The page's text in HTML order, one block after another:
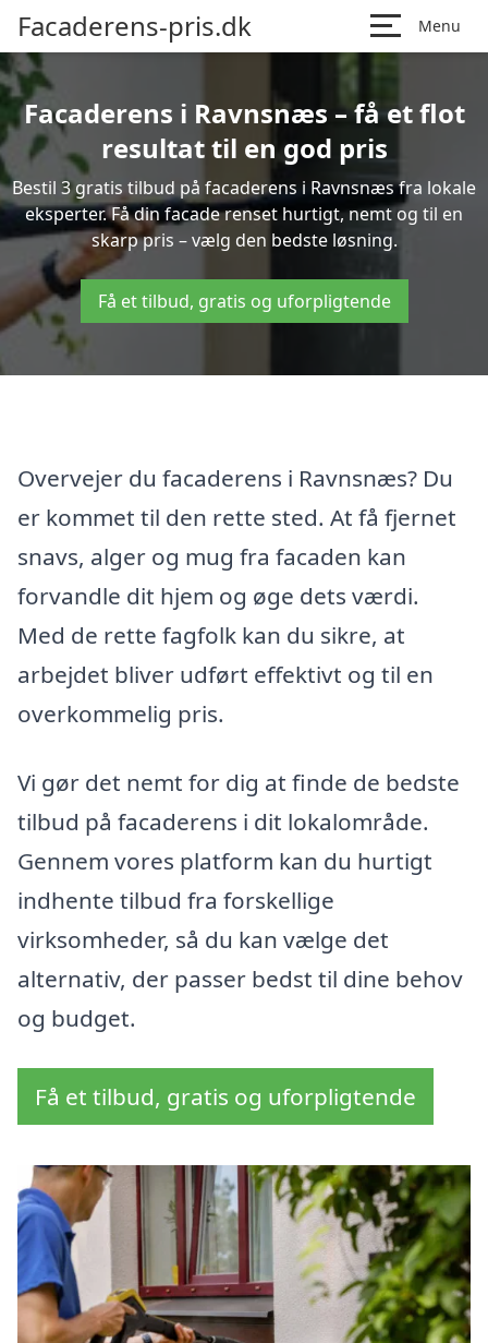
Facaderens-pris.dk Menu
Facaderens i Ravnsnæs – få et flot
resultat til en god pris
Bestil 3 gratis tilbud på facaderens i Ravnsnæs fra lokale
eksperter. Få din facade renset hurtigt, nemt og til en
skarp pris – vælg den bedste løsning.
Få et tilbud, gratis og uforpligtende
Overvejer du facaderens i Ravnsnæs? Du
er kommet til den rette sted. At få fjernet
snavs, alger og mug fra facaden kan
forvandle dit hjem og øge dets værdi.
Med de rette fagfolk kan du sikre, at
arbejdet bliver udført effektivt og til en
overkommelig pris.
Vi gør det nemt for dig at finde de bedste
tilbud på facaderens i dit lokalområde.
Gennem vores platform kan du hurtigt
indhente tilbud fra forskellige
virksomheder, så du kan vælge det
alternativ, der passer bedst til dine behov
og budget.
Få et tilbud, gratis og uforpligtende